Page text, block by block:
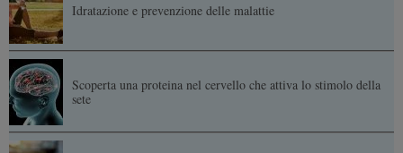
Idratazione e prevenzione delle malattie
Scoperta una proteina nel cervello che attiva lo stimolo della
sete